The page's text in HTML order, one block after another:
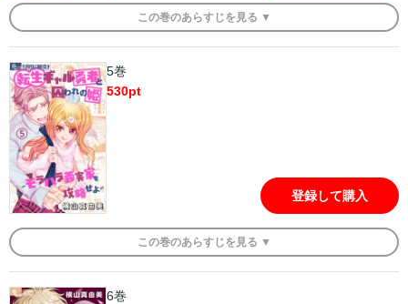
この巻のあらすじを 見る ▼
5巻
530pt
登録して購入
この巻のあらすじを 見る ▼
6巻